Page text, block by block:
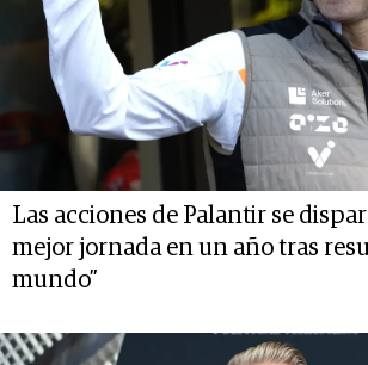
Las acciones de Palantir se
mejor jornada en un año tras
mundo”